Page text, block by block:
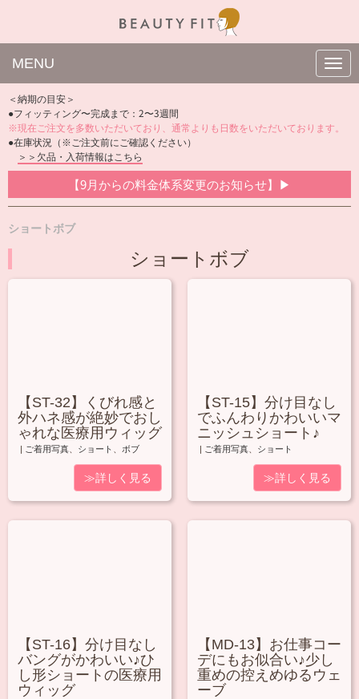
N
a
a
MENU
＜納期の目安＞
●フィッティング〜完成まで：2〜3週間
※現在ご注文を多数いただいており、通常よりも日数をいただいております。
●在庫状況（※ご注文前にご確認ください）
＞＞欠品・入荷情報はこちら
【9月からの料金体系変更のお知らせ】▶
ショートボブ
ショートボブ
【ST-32】くびれ感と
外ハネ感が絶妙でおし
ゃれな医療用ウィッグ
ご着用写真 ショート ボブ
≫詳しく見る
【ST-15】分け目なし
でふんわりかわいいマ
ニッシュショート♪
ご着用写真 ショート
≫詳しく見る
【ST-16】分け目なし
バングがかわいい♪ひ
し形ショートの医療用
ウィッグ
【MD-13】お仕事コー
デにもお似合い♪少し
重めの控えめゆるウェ
ーブ